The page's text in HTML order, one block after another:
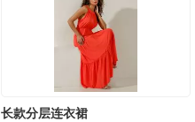
长款分层连衣裙